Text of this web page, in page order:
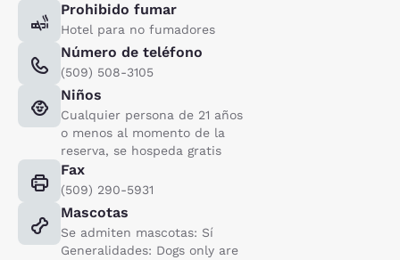
Prohibido fumar
Hotel para no fumadores
Número de teléfono
(509) 508-3105
Niños
Cualquier persona de 21 años
o menos al momento de la
reserva, se hospeda gratis
Fax
(509) 290-5931
Mascotas
Se admiten mascotas: Sí
Generalidades: Dogs only are